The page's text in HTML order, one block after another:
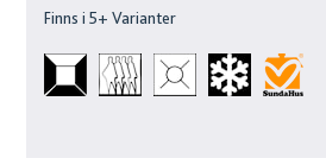
Finns i5+ Varianter